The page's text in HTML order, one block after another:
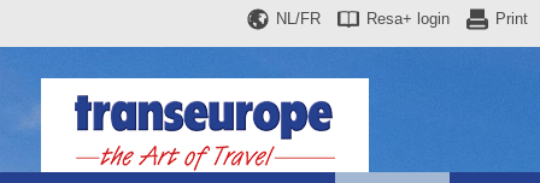
Print
Resa+ login
NL/FR